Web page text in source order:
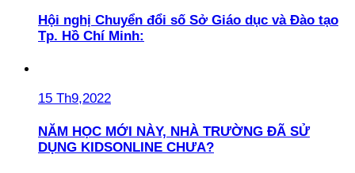
Hội nghị Chuyển đổi số Sở Giáo dục và Đào tạo
Tp. Hồ Chí Minh:
15 Th9,2022
NĂM HỌC MỚI NÀY, NHÀ TRƯỜNG ĐÃ SỬ
DỤNG KIDSONLINE CHƯA?